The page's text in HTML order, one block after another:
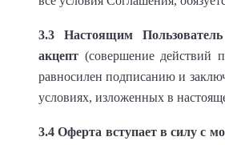
3.3
Настоящим
акцепт (совершение действий
равносилен подписанию и
условиях, изложенных в
3.4 Оферта вступает в силу с